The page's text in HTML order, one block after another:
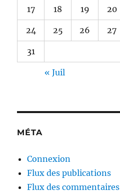
17 18 19 20
24 25 26 27
31
« Juil
MÉTA
Connexion
Flux des publications
Flux des commentaires